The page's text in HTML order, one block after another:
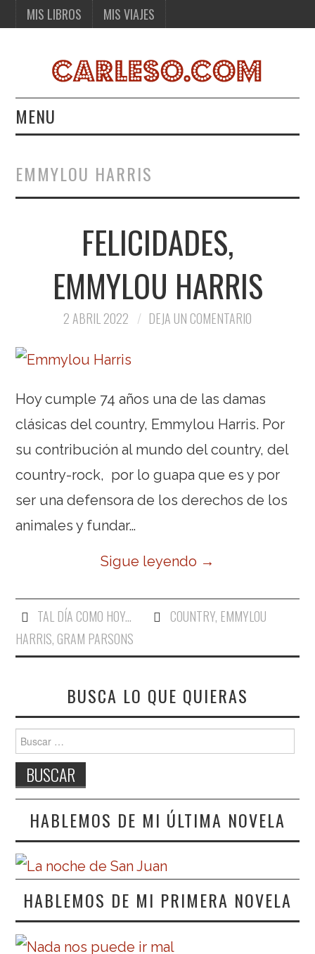
MIS LIBROS MIS VIAJES
MENU
MIS VIAJES
EMMYLOU HARRIS
FELICIDADES,
EMMYLOU HARRIS
2 ABRIL 2022 DEJA UN COMENTARIO
Hoy cumple 74 años una de las damas
clásicas del country, Emmylou Harris. Por
su contribución al mundo del country, del
country-rock, por lo guapa que es y por
ser una defensora de los derechos de los
animales y fundar…
Sigue leyendo →
TAL DÍA COMO HOY... COUNTRY, EMMYLOU
HARRIS, GRAM PARSONS
BUSCA LO QUE QUIERAS
Buscar:
HABLEMOS DE MI ÚLTIMA NOVELA
HABLEMOS DE MI PRIMERA NOVELA